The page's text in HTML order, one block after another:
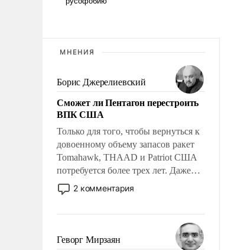
МНЕНИЯ
Борис Джерелиевский
Сможет ли Пентагон перестроить
ВПК США
Только для того, чтобы вернуться к
довоенному объему запасов ракет
Tomahawk, THAAD и Patriot США
потребуется более трех лет. Даже
небольшая война с Ираном
опустошила американские
уязвимости США, например, перед
2 комментария
Геворг Мирзаян